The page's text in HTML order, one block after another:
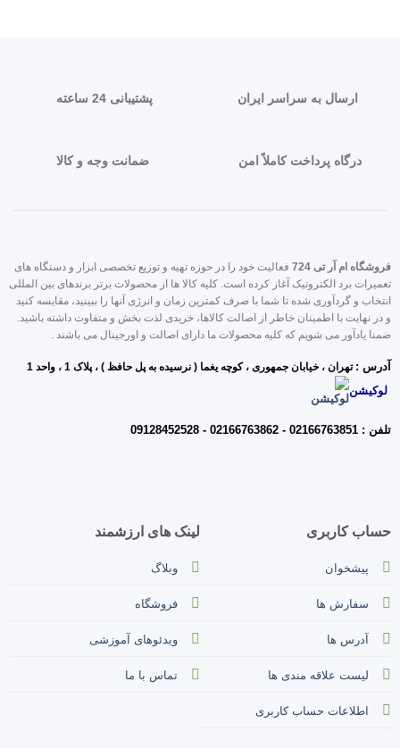
ارسال به سراسر ایران پشتیبانی 24 ساعته
درگاه پرداخت کاملاً امن ضمانت وجه و کالا
ام آر تی 724
فعالیت خود را در حوزه تهیه و توزیع تخصصی ابزار و دستگاه های
برد الکترونیک آغاز کرده است. کلیه کالا ها از محصولات برتر برندهای بین المللی
و گردآوری شده تا شما با صرف کمترین زمان و انرژی آنها را ببینید، مقایسه کنید
در نهایت با اطمینان خاطر از اصالت کالاها، خریدی لذت بخش و متفاوت داشته باشید.
یادآور می شویم که کلیه محصولات ما دارای اصالت و اورجینال می باشند .
:تهران ، خیابان جمهوری ، کوچه یغما ( نرسیده به پل حافظ ) ، پلاک 1 ، واحد 1
لوکیشن
: 02166763851 - 02166763862 - 09128452528
کاربری
پیشخوان
سفارش ها
آدرس ها
لیست علاقه مندی ها
اطلاعات حساب کاربری
لینک های ارزشمند
وبلاگ
فروشگاه
ویدئوهای آموزشی
تماس با ما